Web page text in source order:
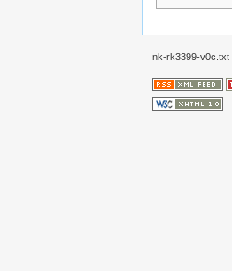
nk-rk3399-v0c.txt